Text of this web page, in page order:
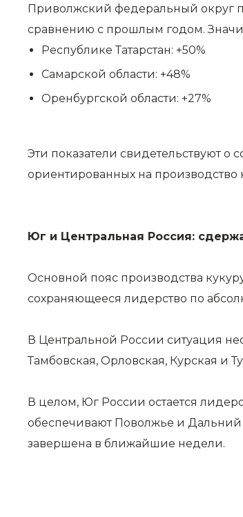
Приволжский федеральный округ
сравнению с прошлым годом.
Республике Татарстан: +50%
Самарской области: +48%
Оренбургской области: +27%
Эти показатели свидетельствуют о
ориентированных на
Юг и Центральная Россия:
Основной пояс производства
сохраняющееся лидерство по
В Центральной России ситуация
Тамбовская, Орловская, Курская и
В целом, Юг России остается
обеспечивают Поволжье и Дальний
завершена в ближайшие недели.